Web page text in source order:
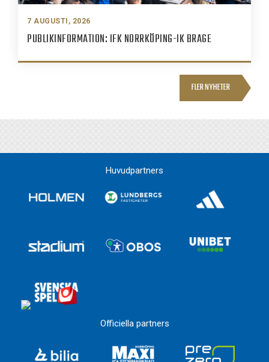
7 AUGUSTI, 2026
PUBLIKINFORMATION: IFK NORRKÖPING-IK BRAGE
FLER NYHETER
Huvudpartners
Officiella partners